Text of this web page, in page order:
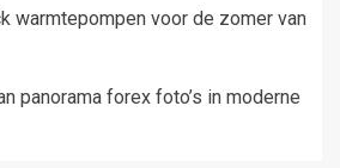
warmtepompen voor de zomer van
panorama forex foto’s in moderne